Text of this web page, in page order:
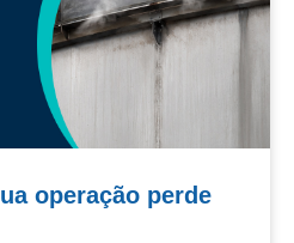
operação perde